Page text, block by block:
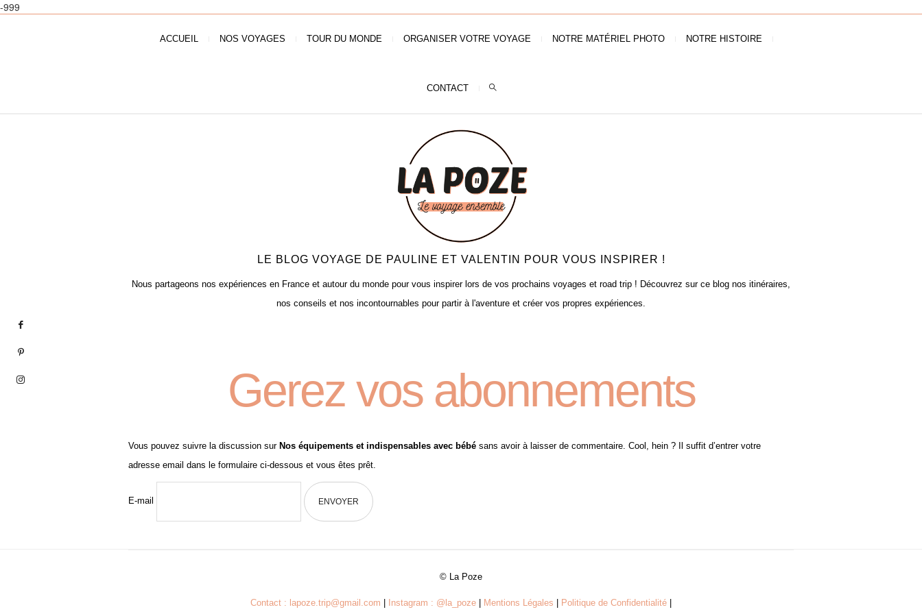
-999
ACCUEIL NOS VOYAGES TOUR DU MONDE ORGANISER VOTRE VOYAGE NOTRE MATÉRIEL PHOTO NOTRE HISTOIRE
CONTACT
LE BLOG VOYAGE DE PAULINE ET VALENTIN POUR VOUS INSPIRER !
Nous partageons nos expériences en France et autour du monde pour vous inspirer lors de vos prochains voyages et road trip ! Découvrez sur ce blog nos itinéraires,
nos conseils et nos incontournables pour partir à l'aventure et créer vos propres expériences.
Gerez vos abonnements
Vous pouvez suivre la discussion sur Nos équipements et indispensables avec bébé sans avoir à laisser de commentaire. Cool, hein ? Il suffit d’entrer votre
adresse email dans le formulaire ci-dessous et vous êtes prêt.
E-mail
© La Poze
Contact : lapoze.trip@gmail.com | Instagram : @la_poze | Mentions Légales | Politique de Confidentialité |